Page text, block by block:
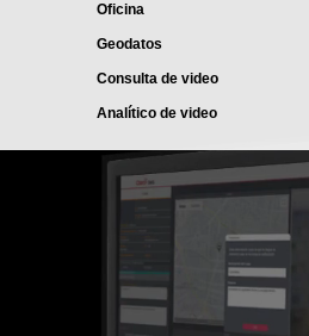
Oficina
Geodatos
Consulta de video
Analítico de video